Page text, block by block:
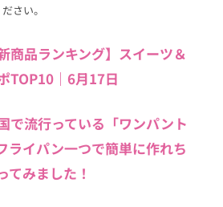
さい。
商品ランキング】スイーツ＆
TOP10｜6月17日
で流行っている「ワンパント
ライパン一つで簡単に作れち
てみました！